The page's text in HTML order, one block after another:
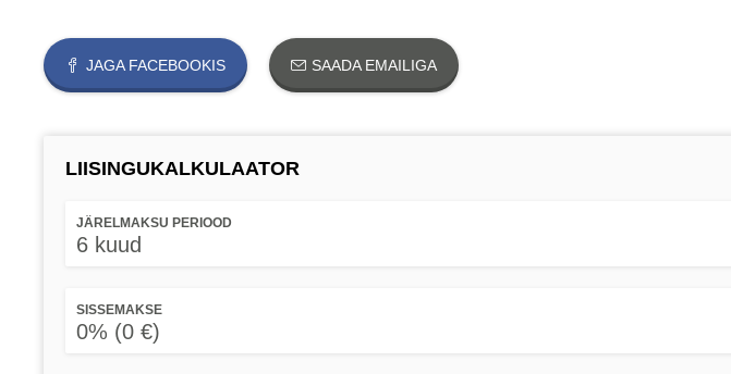
JAGA FACEBOOKIS SAADA EMAILIGA
LIISINGUKALKULAATOR
JÄRELMAKSU PERIOOD
6 kuud
SISSEMAKSE
0% (0 €)